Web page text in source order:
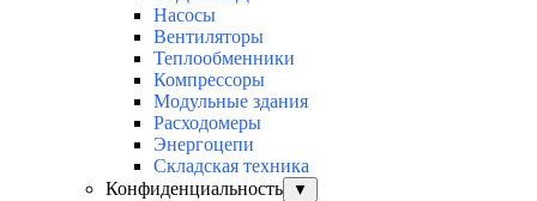
Насосы
Вентиляторы
Теплообменники
Компрессоры
Модульные здания
Расходомеры
Энергоцепи
Складская техника
Конфиденциальность
▼